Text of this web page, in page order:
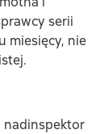
serii
miesięcy, nie
nadinspektor